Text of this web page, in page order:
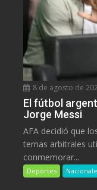
8 de agosto de
El fútbol
Jorge Messi
AFA decidió que
ternas arbitrales
conmemorar...
Deportes